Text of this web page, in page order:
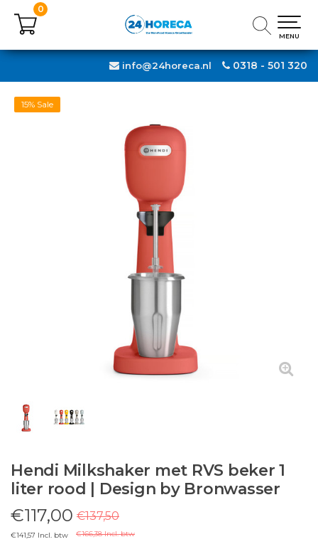
0318 - 501 320
info@24horeca.nl
0
MENU
0
MENU
15% Sale
Hendi Milkshaker met RVS beker 1
liter rood | Design by Bronwasser
€117,00 €137,50
€141,57 Incl. btw €166,38 Incl. btw